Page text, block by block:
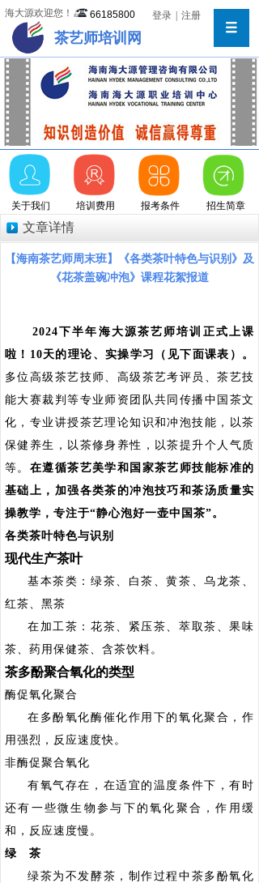
茶艺师培训网
海大源欢迎您！ 66185800 登录 注册
关于我们 培训费用 招生简章
报考条件
文章详情
【海南茶艺师周末班】《各类茶叶特色与识别》及
《花茶盖碗冲泡》课程花絮报道
2024下半年海大源茶艺师培训正式上课
啦！ 10天的理论、实操学习（见下面课表）。
多位高级茶艺技师、高级茶艺考评员、茶艺技
能大赛裁判等专业师资团队共同传播中国茶文
化，专业讲授茶艺理论知识和冲泡技能，以茶
保健养生，以茶修身养性，以茶提升个人气质
等。 在遵循茶艺美学和国家茶艺师技能标准的
基础上，加强各类茶的冲泡技巧和茶汤质量实
操教学，专注于“静心泡好一壶中国茶”。
各类茶叶特色与识别
现代生产茶叶
基本茶类：绿茶、白茶、黄茶、乌龙茶、
红茶、黑茶
在加工茶：花茶、紧压茶、萃取茶、果味
茶、药用保健茶、含茶饮料。
茶多酚聚合氧化的类型
酶促氧化聚合
在多酚氧化酶催化作用下的氧化聚合，作
用强烈，反应速度快。
非酶促聚合氧化
有氧气存在，在适宜的温度条件下，有时
还有一些微生物参与下的氧化聚合，作用缓
和，反应速度慢。
绿 茶
绿茶为不发酵茶，制作过程中茶多酚氧化